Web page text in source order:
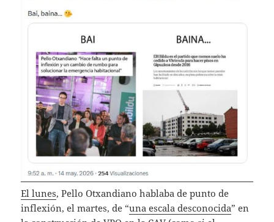
El lunes, Pello Otxandiano hablaba de punto de
inflexión, el martes, de “una escala desconocida” en